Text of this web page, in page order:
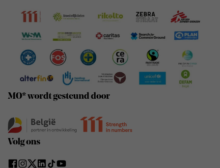
MO* wordt gesteund door
Volg ons